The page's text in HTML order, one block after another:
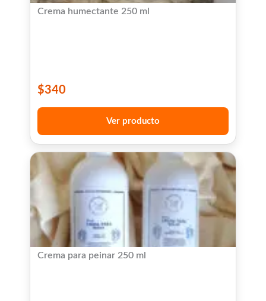
Crema humectante 250 ml
$340
Ver producto
Crema para peinar 250 ml